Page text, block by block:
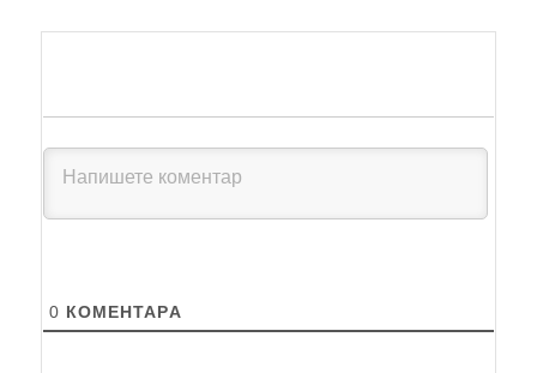
0 КОМЕНТАРA